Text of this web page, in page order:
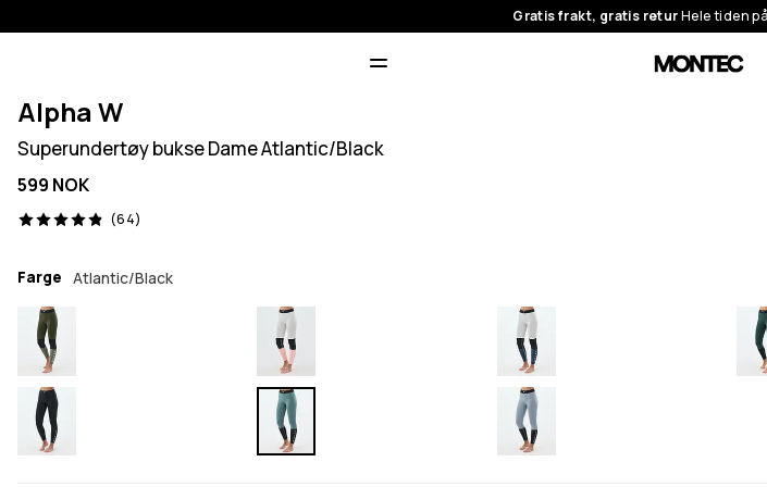
Gratis frakt, gratis returHele tiden
Alpha W
Superundertøy bukse Dame Atlantic/Black
599 NOK
(64)
64 anmeldelser, 4.9/5
Farge Atlantic/Black